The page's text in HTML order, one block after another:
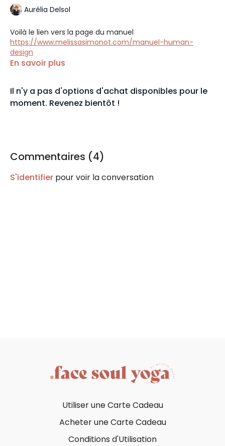
Aurélia Delsol
Voilà le lien vers la page du manuel
https://www.melissasimonot.com/manuel-human-
design
séances).
En savoir plus
Il n'y a pas d'options d'achat disponibles pour le
moment. Revenez bientôt !
Commentaires (4)
S'identifier pour voir la conversation
Utiliser une Carte Cadeau
Acheter une Carte Cadeau
Conditions d'Utilisation